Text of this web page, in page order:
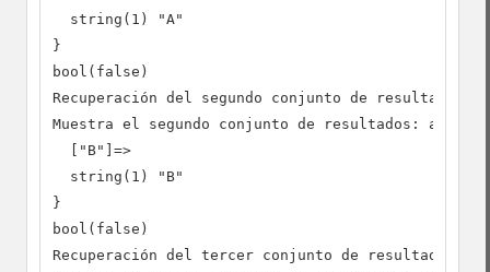
  string(1) "A"
}
bool(false)
Recuperación del segundo conjunto de
Muestra el segundo conjunto de resultados:
  ["B"]=>
  string(1) "B"
}
bool(false)
Recuperación del tercer conjunto de resultados: